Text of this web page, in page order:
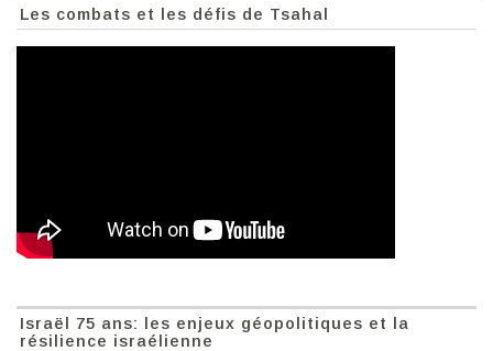
Les combats et les défis de Tsahal
Israël 75 ans: les enjeux géopolitiques et la
résilience israélienne